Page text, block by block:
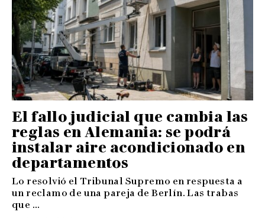
El fallo judicial que cambia las
reglas en Alemania: se podrá
instalar aire acondicionado en
departamentos
Lo resolvió el Tribunal Supremo en respuesta a
un reclamo de una pareja de Berlín. Las trabas
que ...